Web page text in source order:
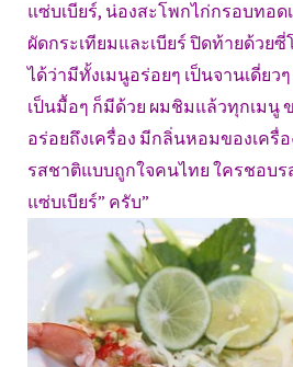
แซ่บเบียร์, น่องสะโพกไก่กรอบทอด
ผัดกระเทียมและเบียร์ ปิดท้ายด้วยซี่
ได้ว่ามีทั้งเมนูอร่อยๆ เป็นจานเดี่ย
เป็นมื้อๆ ก็มีด้วย ผมชิมแล้วทุกเมนู
อร่อยถึงเครื่อง มีกลิ่นหอมของเครื่อ
รสชาติแบบถูกใจคนไทย ใครชอบร
แซ่บเบียร์” ครับ”